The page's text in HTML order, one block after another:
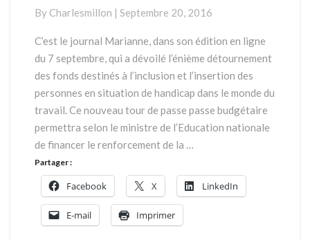
handicapées
:
y
a
quelque
chose
de
pourri
en
France
By Charlesmillon | Septembre 20, 2016
C’est le journal Marianne, dans son édition en ligne
du 7 septembre, qui a dévoilé l’énième détournement
des fonds destinés à l’inclusion et l’insertion des
personnes en situation de handicap dans le monde du
travail. Ce nouveau tour de passe passe budgétaire
permettra selon le ministre de l’Education nationale
de financer le renforcement de la …
Partager :
Facebook X LinkedIn
E-mail Imprimer